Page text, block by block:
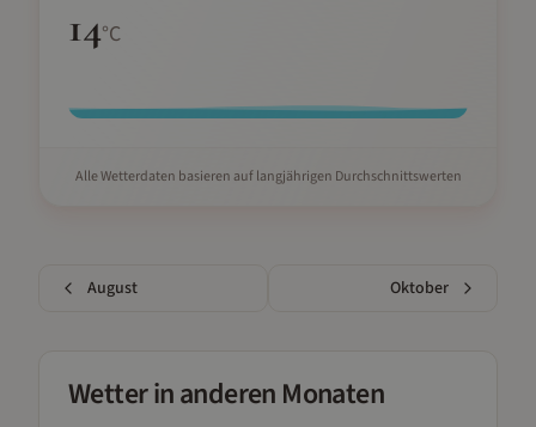
14°C
Alle Wetterdaten basieren auf langjährigen Durchschnittswerten
August Oktober
Wetter in anderen Monaten